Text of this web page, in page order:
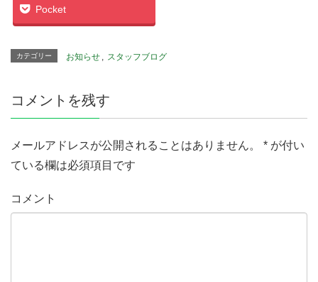
Pocket
カテゴリー お知らせ , スタッフブログ
コメントを残す
メールアドレスが公開されることはありません。 * が付い
ている欄は必須項目です
コメント